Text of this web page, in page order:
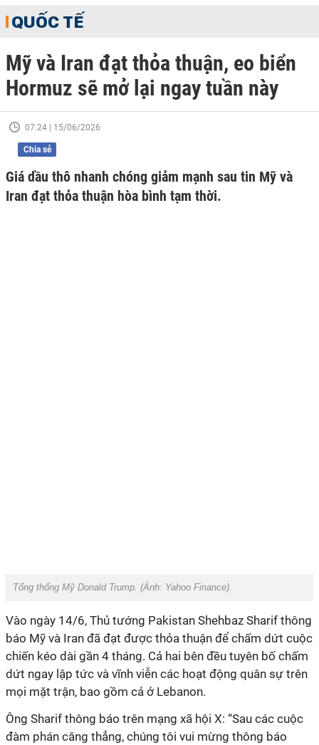
QUỐC TẾ
Mỹ và Iran đạt thỏa thuận, eo biển
Hormuz sẽ mở lại ngay tuần này
07:24 | 15/06/2026
Chia sẻ
Giá dầu thô nhanh chóng giảm mạnh sau tin Mỹ và
Iran đạt thỏa thuận hòa bình tạm thời.
Tổng thống Mỹ Donald Trump. (Ảnh: Yahoo Finance).
Vào ngày 14/6, Thủ tướng Pakistan Shehbaz Sharif thông
báo Mỹ và Iran đã đạt được thỏa thuận để chấm dứt cuộc
chiến kéo dài gần 4 tháng. Cả hai bên đều tuyên bố chấm
dứt ngay lập tức và vĩnh viễn các hoạt động quân sự trên
mọi mặt trận, bao gồm cả ở Lebanon.
Ông Sharif thông báo trên mạng xã hội X: “Sau các cuộc
đàm phán căng thẳng, chúng tôi vui mừng thông báo